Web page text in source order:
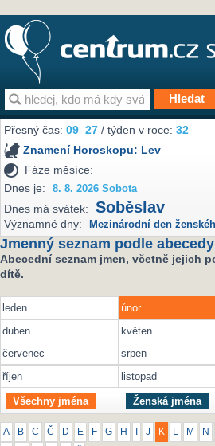
Přesný čas:09 27 / týden v roce:32
Znamení Horoskopu: Lev
Fáze měsíce:
Dnes je:
8. 8. 2026 Sobota
Dnes má svátek: Soběslav
Významné dny: Mezinárodní den
Jmenný seznam podle abecedy
Abecední seznam jmen, včetně jejich
dítě.
leden únor
duben
květen
červenec
srpen
říjen
listopad
Všechny jména Ženská jména
A B C Č D E F G H J K M N